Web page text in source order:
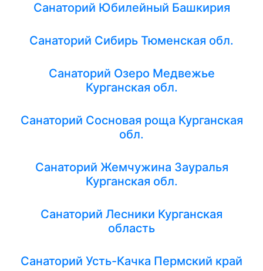
Санаторий Юбилейный Башкирия
Санаторий Сибирь Тюменская обл.
Санаторий Озеро Медвежье
Курганская обл.
Санаторий Сосновая роща Курганская
обл.
Санаторий Жемчужина Зауралья
Курганская обл.
Санаторий Лесники Курганская
область
Санаторий Усть-Качка Пермский край